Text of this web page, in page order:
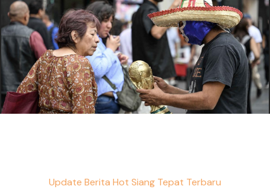
Update Berita Hot Siang Tepat Terbaru